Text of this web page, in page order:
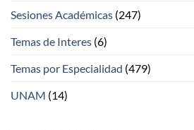
Sesiones Académicas (247)
Temas de Interes (6)
Temas por Especialidad (479)
UNAM (14)